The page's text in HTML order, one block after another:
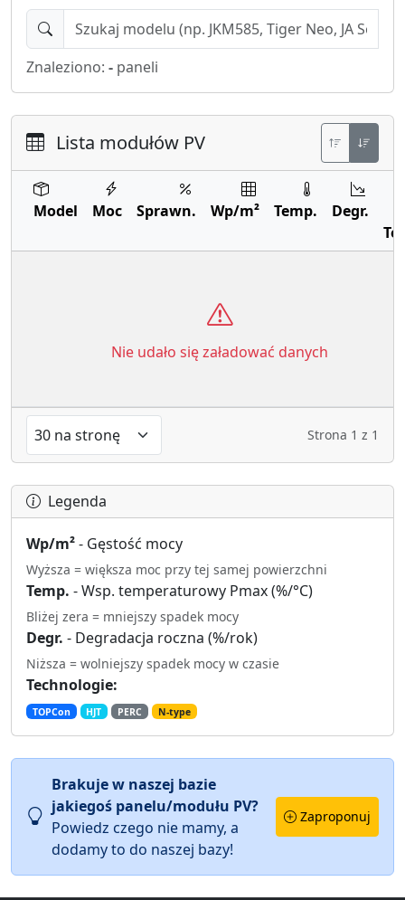
Znaleziono: - paneli
Lista modułów PV
Model Moc Sprawn. Wp/m² Temp.
Degr.
Nie udało się załadować danych
Strona 1 z 1
Legenda
Wp/m²- Gęstość mocy
Wyższa = większa moc przy tej samej powierzchni
Temp. - Wsp. temperaturowy Pmax (%/°C)
Bliżej zera = mniejszy spadek mocy
Degr. - Degradacja roczna (%/rok)
Niższa = wolniejszy spadek mocy w czasie
Technologie:
TOPCon HJT PERC N-type
Brakuje w naszej bazie
jakiegoś panelu/modułu PV?
Powiedz czego nie mamy, a
dodamy to do naszej bazy!
Zaproponuj